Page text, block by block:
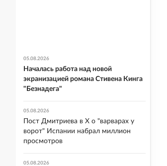
05.08.2026
Началась работа над новой
экранизацией романа Стивена Кинга
"Безнадега"
05.08.2026
Пост Дмитриева в X о "варварах у
ворот" Испании набрал миллион
просмотров
05.08.2026